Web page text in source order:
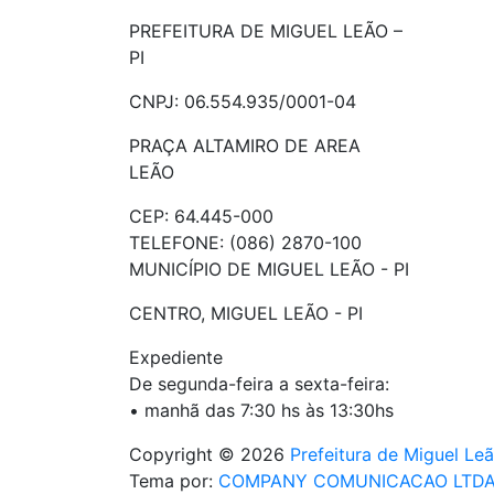
PREFEITURA DE MIGUEL LEÃO –
PI
CNPJ: 06.554.935/0001-04
PRAÇA ALTAMIRO DE AREA
LEÃO
CEP: 64.445-000
TELEFONE: (086) 2870-100
MUNICÍPIO DE MIGUEL LEÃO - PI
CENTRO, MIGUEL LEÃO - PI
Expediente
De segunda-feira a sexta-feira:
• manhã das 7:30 hs às 13:30hs
Copyright © 2026 Prefeitura de Miguel
Tema por: COMPANY COMUNICACAO